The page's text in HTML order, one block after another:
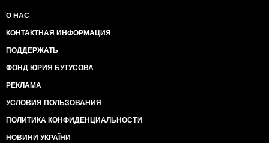
О НАС
КОНТАКТНАЯ ИНФОРМАЦИЯ
ПОДДЕРЖАТЬ
ФОНД ЮРИЯ БУТУСОВА
РЕКЛАМА
УСЛОВИЯ ПОЛЬЗОВАНИЯ
ПОЛИТИКА КОНФИДЕНЦИАЛЬНОСТИ
НОВИНИ УКРАЇНИ